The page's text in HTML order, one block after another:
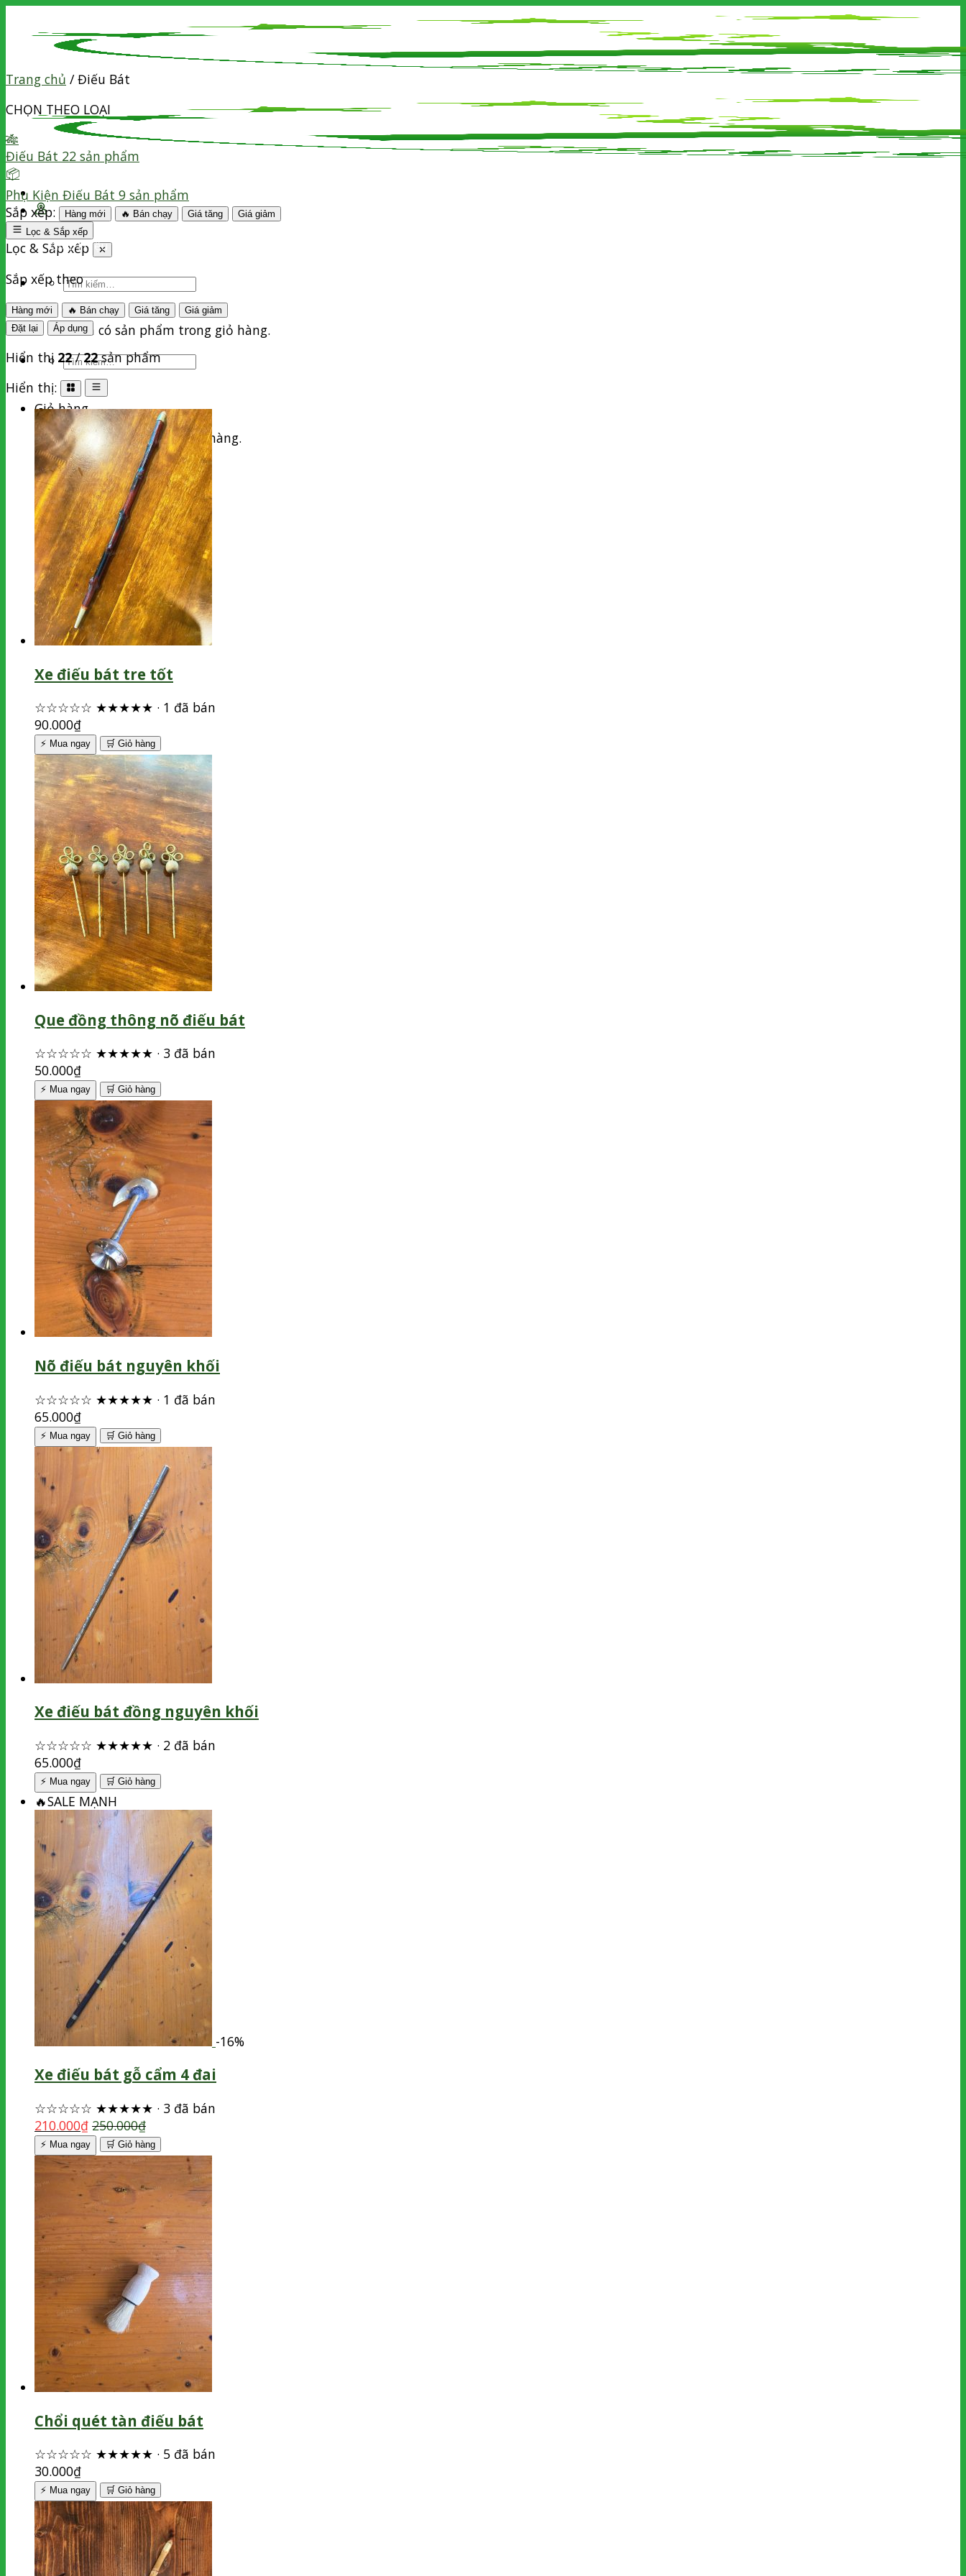
Giới Thiệu
Tìm
kiếm:
Chưa có sản phẩm trong giỏ hàng.
Tìm
kiếm:
Giỏ hàng
Chưa có sản phẩm trong giỏ hàng.
Trang chủ /Điếu Bát
CHỌN THEO LOẠI
🎋
Điếu Bát 22 sản phẩm
📦
Phụ Kiện Điếu Bát 9 sản phẩm
Sắp xếp:
Hàng mới 🔥 Bán chạy Giá tăng
Giá giảm
Lọc & Sắp xếp
Lọc & Sắp xếp ✕
Sắp xếp theo
Hàng mới 🔥 Bán chạy Giá tăng
Giá giảm
Đặt lại
Áp dụng
Hiển thị 22/22sản phẩm
Hiển thị:
Xe điếu bát tre tốt
☆☆☆☆☆ ★★★★★ · 1 đã bán
90.000₫
⚡ Mua ngay 🛒 Giỏ hàng
Que đồng thông nõ điếu bát
☆☆☆☆☆ ★★★★★ · 3 đã bán
50.000₫
⚡ Mua ngay 🛒 Giỏ hàng
Nõ điếu bát nguyên khối
☆☆☆☆☆ ★★★★★ · 1 đã bán
65.000₫
⚡ Mua ngay 🛒 Giỏ hàng
Xe điếu bát đồng nguyên khối
☆☆☆☆☆ ★★★★★ · 2 đã bán
65.000₫
⚡ Mua ngay 🛒 Giỏ hàng
🔥SALE MẠNH
-16%
Xe điếu bát gỗ cẩm 4 đai
☆☆☆☆☆ ★★★★★ · 3 đã bán
210.000₫ 250.000₫
⚡ Mua ngay 🛒 Giỏ hàng
Chổi quét tàn điếu bát
☆☆☆☆☆ ★★★★★ · 5 đã bán
30.000₫
⚡ Mua ngay 🛒 Giỏ hàng